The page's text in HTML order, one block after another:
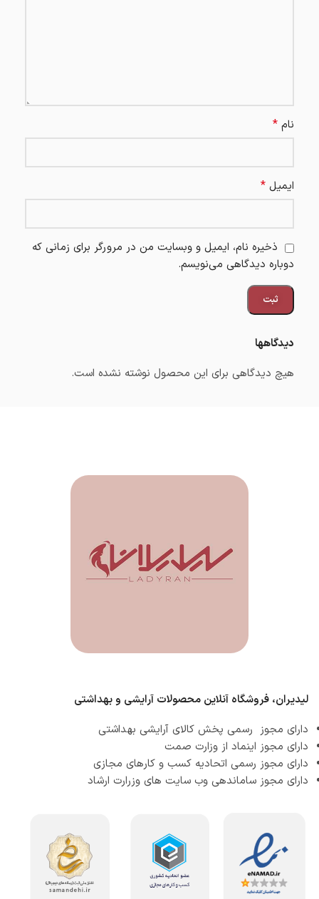
دیدگاهها
هیچ دیدگاهی برای این محصول نوشته نشده است.
نام *
ایمیل *
ذخیره نام، ایمیل و وبسایت من در مرورگر برای زمانی که
دوباره دیدگاهی می‌نویسم.
لیدیران، فروشگاه آنلاین محصولات آرایشی و بهداشتی
دارای مجوز رسمی پخش کالای آرایشی بهداشتی
دارای مجوز اینماد از وزارت صمت
دارای مجوز رسمی اتحادیه کسب و کارهای مجازی
دارای مجوز ساماندهی وب سایت های وزرارت ارشاد